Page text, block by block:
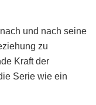
und nach seine
zu
Kraft der
Serie wie ein